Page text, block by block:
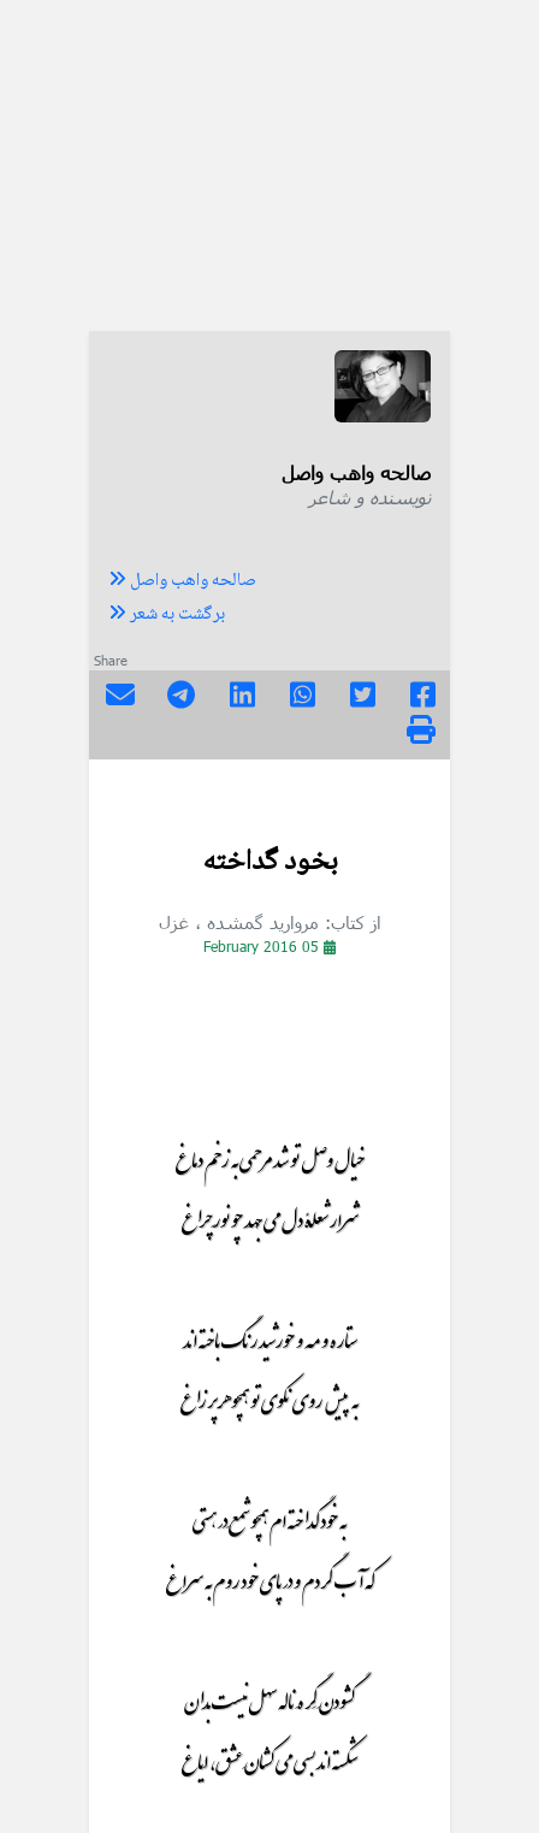
صالحه واهب واصل
نویسنده و شاعر
صالحه واهب واصل
برگشت به شعر
Share
بخود گداخته
از کتاب: مروارید گمشده ، غزل
خیال وصل تو شد مرحمی به زخم دماغ
شرار شعلۀ دل می جَهَد چو نورِچراغ
ستاره و مه و خورشید رنگ باخته اند
به پیش روی نکوی تو همچو هر پر زاغ
به خود گداخته ام همچو شمعَ در هستی
که آب گردم و در پای خود روم به سراغ
گشودنِ گِرهِ ناله سهل نیست بِدان
شکسته اند بسی می کشانِ عشق، اَیاغ